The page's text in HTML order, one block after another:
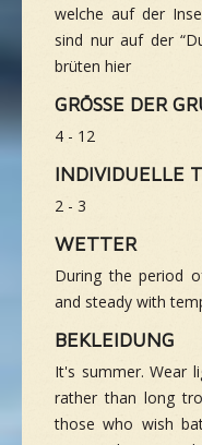
welche auf der
sind nur auf der
brüten hier
GRÖSSE DER
4 - 12
INDIVIDUELLE
2 - 3
WETTER
During the period
and steady with
BEKLEIDUNG
It's summer. Wear
rather than long
those who wish